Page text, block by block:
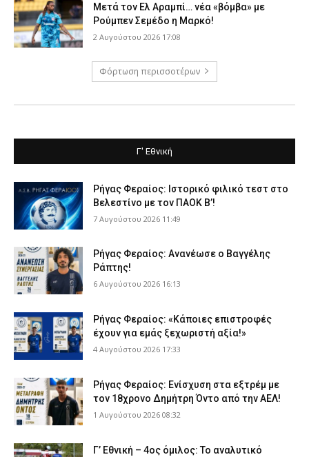
Μετά τον Ελ Αραμπί… νέα «βόμβα» με
Ρούμπεν Σεμέδο η Μαρκό!
2 Αυγούστου 2026 17:08
Φόρτωση περισσοτέρων
Γ' Εθνική
Ρήγας Φεραίος: Ιστορικό φιλικό τεστ στο
Βελεστίνο με τον ΠΑΟΚ Β’!
7 Αυγούστου 2026 11:49
Ρήγας Φεραίος: Ανανέωσε ο Βαγγέλης
Ράπτης!
6 Αυγούστου 2026 16:13
Ρήγας Φεραίος: «Κάποιες επιστροφές
έχουν για εμάς ξεχωριστή αξία!»
4 Αυγούστου 2026 17:33
Ρήγας Φεραίος: Ενίσχυση στα εξτρέμ με
τον 18χρονο Δημήτρη Όντο από την ΑΕΛ!
1 Αυγούστου 2026 08:32
Γ’ Εθνική – 4ος όμιλος: Το αναλυτικό